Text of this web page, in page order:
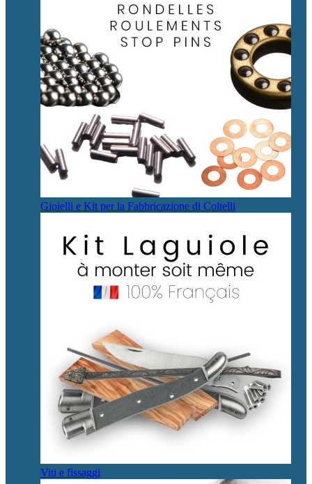
Gioielli e Kit per la Fabbricazione di Coltelli
Viti e fissaggi